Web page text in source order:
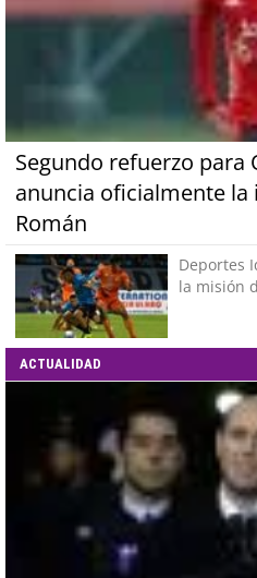
Segundo refuerzo para
anuncia oficialmente
Román
Deportes
la misión
ACTUALIDAD